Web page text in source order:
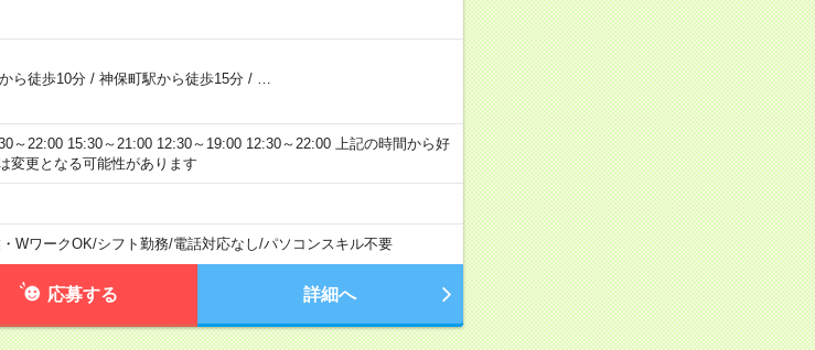
ら徒歩10分/ 神保町駅から徒歩15分/
～22:00 15:30～21:00 12:30～19:00 12:30～22:00 上記の時間から好
変更となる可能性があります
WワークOK/シフト勤務/電話対応なし/パソコンスキル不要
応募する 詳細へ